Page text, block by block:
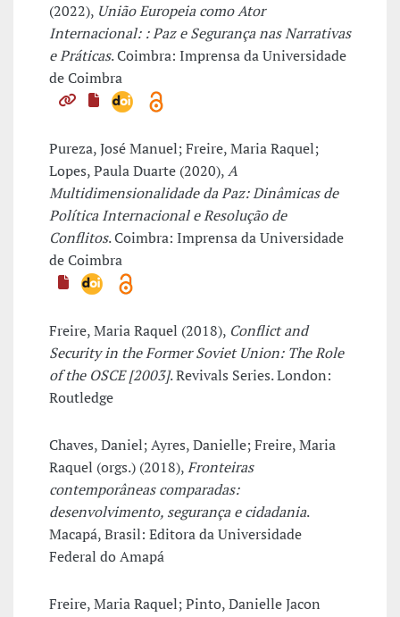
(2022), União Europeia como Ator
Internacional: : Paz e Segurança nas Narrativas
e Práticas. Coimbra: Imprensa da Universidade
de Coimbra
Pureza, José Manuel; Freire, Maria Raquel;
Lopes, Paula Duarte (2020),A
Multidimensionalidade da Paz: Dinâmicas de
Política Internacional e Resolução de
Conflitos. Coimbra: Imprensa da Universidade
de Coimbra
Freire, Maria Raquel (2018), Conflict and
Security in the Former Soviet Union: The Role
of the OSCE [2003]. Revivals Series. London:
Routledge
Chaves, Daniel; Ayres, Danielle; Freire, Maria
Raquel (orgs.) (2018),Fronteiras
contemporâneas comparadas:
desenvolvimento, segurança e cidadania.
Macapá, Brasil: Editora da Universidade
Federal do Amapá
Freire, Maria Raquel; Pinto, Danielle Jacon